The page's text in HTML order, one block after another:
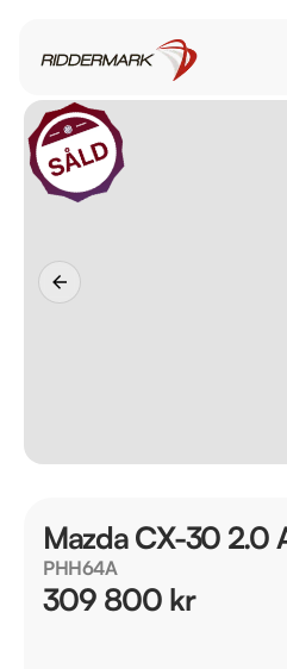
Mazda CX-30 2.0
PHH64A
309 800 kr